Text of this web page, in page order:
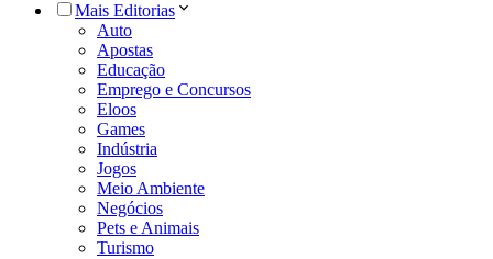
Mais Editorias
Auto
Apostas
Educação
Emprego e Concursos
Eloos
Games
Indústria
Jogos
Meio Ambiente
Negócios
Pets e Animais
Turismo